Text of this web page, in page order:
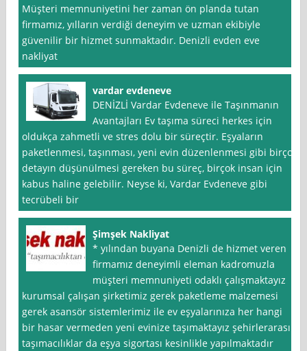
Müşteri memnuniyetini her zaman ön planda tutan
firmamız, yılların verdiği deneyim ve uzman ekibiyle
güvenilir bir hizmet sunmaktadır. Denizli evden eve
nakliyat
vardar evdeneve
DENİZLİ Vardar Evdeneve ile Taşınmanın
Avantajları Ev taşıma süreci herkes için
oldukça zahmetli ve stres dolu bir süreçtir. Eşyaların
paketlenmesi, taşınması, yeni evin düzenlenmesi gibi birçok
detayın düşünülmesi gereken bu süreç, birçok insan için
kabus haline gelebilir. Neyse ki, Vardar Evdeneve gibi
tecrübeli bir
Şimşek Nakliyat
* yılından buyana Denizli de hizmet veren
firmamız deneyimli eleman kadromuzla
müşteri memnuniyeti odaklı çalışmaktayız
kurumsal çalışan şirketimiz gerek paketleme malzemesi
gerek asansör sistemlerimiz ile ev eşyalarınıza her hangi
bir hasar vermeden yeni evinize taşımaktayız şehirlerarası
taşımacılıklar da eşya sigortası kesinlikle yapılmaktadır